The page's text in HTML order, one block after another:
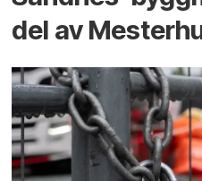
del av